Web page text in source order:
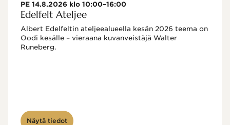
PE 14.8.2026 klo 10:00–16:00
Edelfelt Ateljee
Albert Edelfeltin ateljeealueella kesän 2026 teema on
Oodi kesälle – vieraana kuvanveistäjä Walter
Näytä tiedot